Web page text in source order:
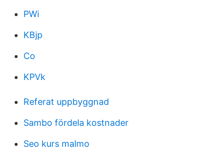
PWi
KBjp
Co
KPVk
Referat uppbyggnad
Sambo fördela kostnader
Seo kurs malmo